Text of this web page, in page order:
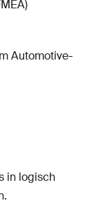
Automotive-
in logisch